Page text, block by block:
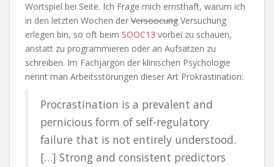
Wortspiel bei Seite. Ich Frage mich ernsthaft, warum ich
in den letzten Wochen der Versoocung Versuchung
erlegen bin, so oft beim SOOC13 vorbei zu schauen,
anstatt zu programmieren oder an Aufsätzen zu
schreiben. Im Fachjargon der klinischen Psychologie
nennt man Arbeitsstörungen dieser Art Prokrastination:
Procrastination is a prevalent and
pernicious form of self-regulatory
failure that is not entirely understood.
[…] Strong and consistent predictors